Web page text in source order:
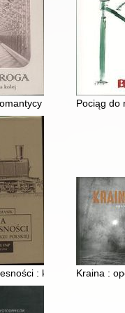
a kolej Pociąg do
: kolej w literaturze
Kraina :